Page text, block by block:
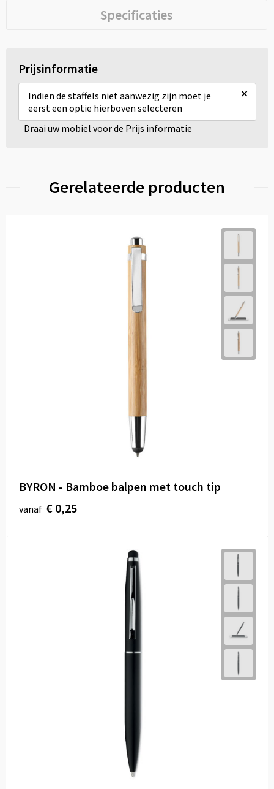
Specificaties
Prijsinformatie
Indien de staffels niet aanwezig zijn moet je
eerst een optie hierboven selecteren
×
Draai uw mobiel voor de Prijs informatie
Gerelateerde producten
BYRON - Bamboe balpen met touch tip
vanaf € 0,25